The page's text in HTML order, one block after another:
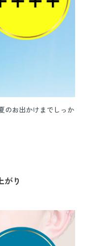
のお出かけまでしっか
がり